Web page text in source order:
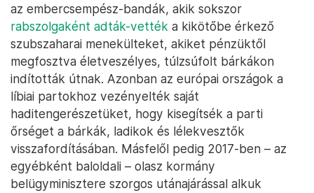
az embercsempész-bandák, akik sokszor
rabszolgaként adták-vették a kikötőbe érkező
szubszaharai menekülteket, akiket pénzüktől
megfosztva életveszélyes, túlzsúfolt bárkákon
indították útnak. Azonban az európai országok a
líbiai partokhoz vezényelték saját
haditengerészetüket, hogy kisegítsék a parti
őrséget a bárkák, ladikok és lélekvesztők
visszafordításában. Másfelől pedig 2017-ben – az
egyébként baloldali – olasz kormány
belügyminisztere szorgos utánajárással alkuk